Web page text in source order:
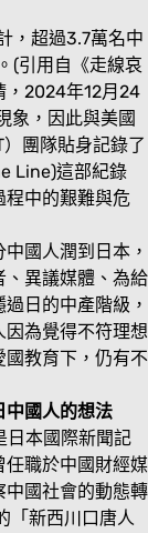
，超過3.7萬名中
(引用自《走線哀
，2024年12月24
象，因此與美國
團隊貼身記錄了
Line)這部紀錄
程中的艱難與危
國人潤到日本，
、異議媒體、為給
日的中產階級，
為覺得不符理想
國教育下，仍有不
中國人的想法
日本國際新聞記
任職於中國財經媒
中國社會的動態轉
「新西川口唐人